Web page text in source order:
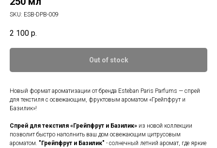
SKU: ESB-DPB-009
2 100 р.
Out of stock
Новый формат ароматизации от бренда Esteban Paris Parfums — спрей
для текстиля с освежающим, фруктовым ароматом «Грейпфрут и
Базилик»!
Спрей для текстиля «Грейпфрут и Базилик» из новой коллекции
позволит быстро наполнить ваш дом освежающим цитрусовым
ароматом. "Грейпфрут и Базилик" - солнечный летний аромат, где яркие